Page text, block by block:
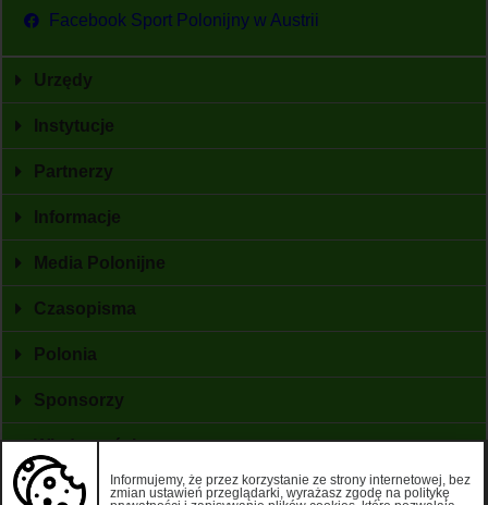
Facebook Sport Polonijny w Austrii
Urzędy
Instytucje
Partnerzy
Informacje
Media Polonijne
Czasopisma
Polonia
Sponsorzy
Wiadomości
Informujemy, że przez korzystanie ze strony internetowej, bez
zmian ustawień przeglądarki, wyrażasz zgodę na politykę